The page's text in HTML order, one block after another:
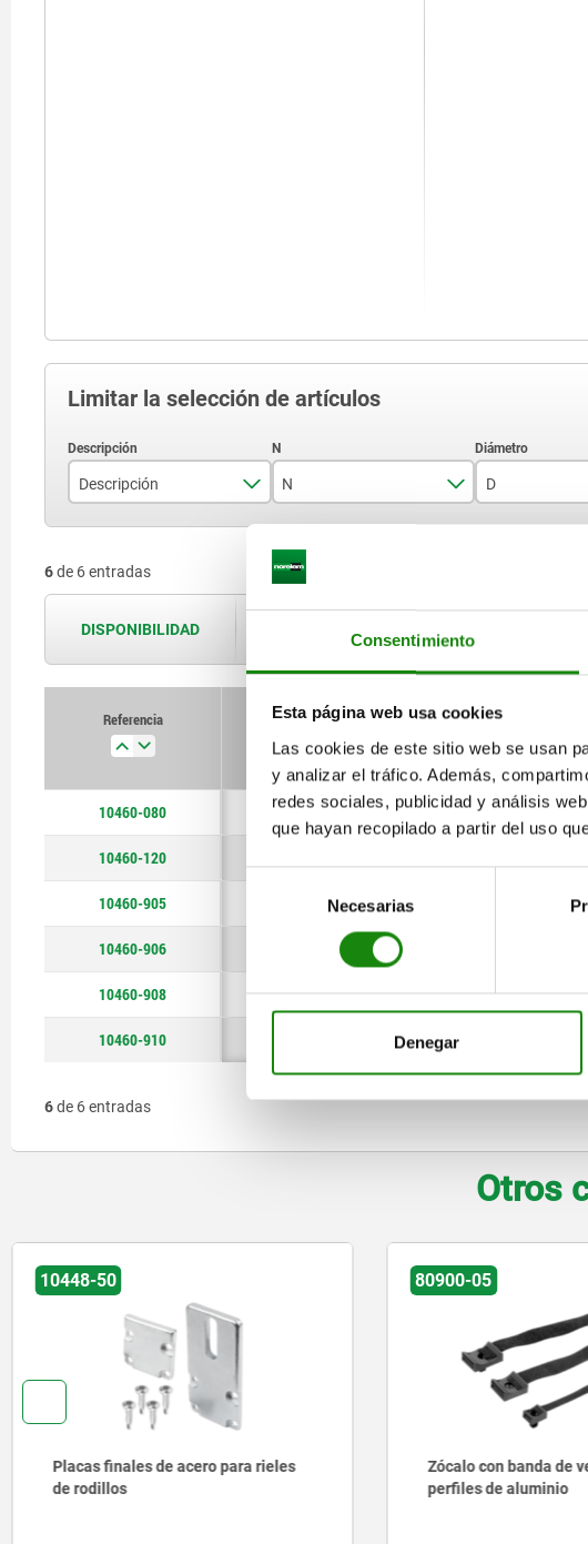
Consentimiento
Esta página web usa cookies
Las cookies de este sitio web se usan
y analizar el tráfico. Además,
redes sociales, publicidad y análisis
que hayan recopilado a partir del uso
consentimiento
Necesarias
Denegar
Limitar la selección de artículos
Descripción
Pieza de fijación
Portasensor
N
5
8
D
8
6de 6 entradas
DISPONIBILIDAD
Referencia
Descripción
10460-080 Portasensor
10460-120
10460-905 Pieza de fijación
10460-906 Pieza de fijación
10460-908 Pieza de fijación
10460-910 Pieza de fijación
6de 6 entradas
Otros
80900-05
Zócalo con banda de velcro para
perfiles de aluminio
10448
Elementos de rodillos
para rieles de rodillos